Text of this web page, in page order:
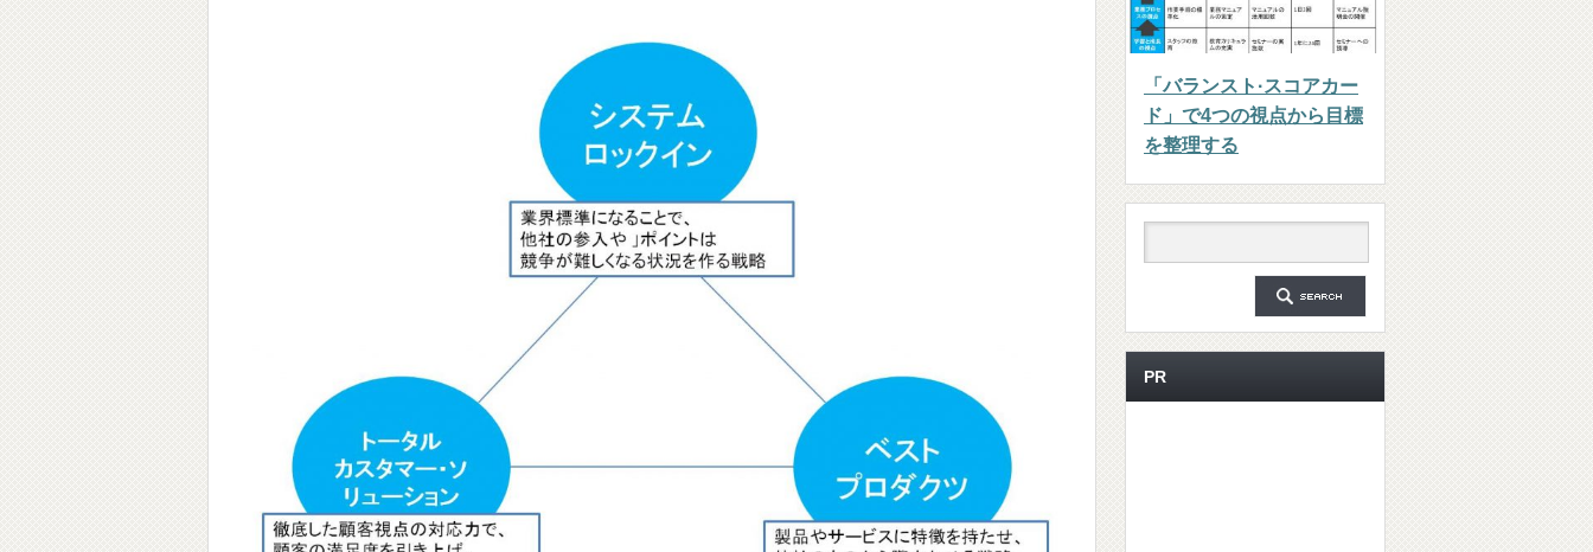
「バランスト·スコアカー
ド」で4つの視点から目標
を整理する
PR